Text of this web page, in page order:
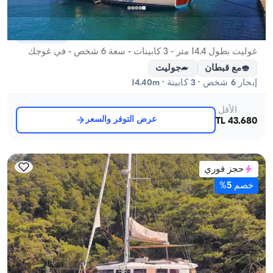
غوجك, Muğla قارب جديد
غوليت بطول 14.4 متر - 3 كابينات - سعة 6 شخص - في غوجك
مع قبطان
جوليت
إبحار 6 شخص · 3 كابينة · 14.40m
الأقل
43.680 TL
عرض التوفر والسعر
حجز فوري
خصم 5%